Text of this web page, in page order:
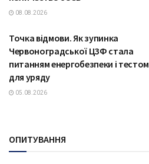
08.08.2026
Точка відмови. Як зупинка
Червоноградської ЦЗФ стала
питанням енергобезпеки і тестом
для уряду
05.08.2026
ОПИТУВАННЯ